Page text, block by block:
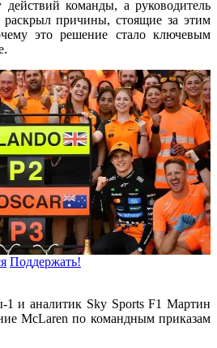
действий команды, а руководитель
причины, стоящие за этим
это решение стало ключевым
Поддержать!
и аналитик Sky Sports F1 Мартин
McLaren по командным приказам